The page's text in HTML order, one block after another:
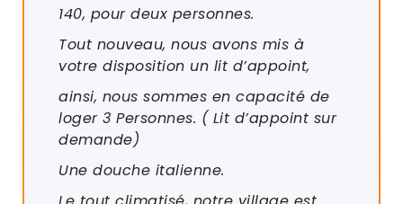
140, pour deux personnes.
Tout nouveau, nous avons mis à
votre disposition un lit d’appoint,
ainsi, nous sommes en capacité de
loger 3 Personnes. ( Lit d’appoint sur
demande)
Une douche italienne.